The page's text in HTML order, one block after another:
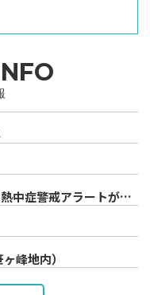
中症警戒アラートが発
峰地内）